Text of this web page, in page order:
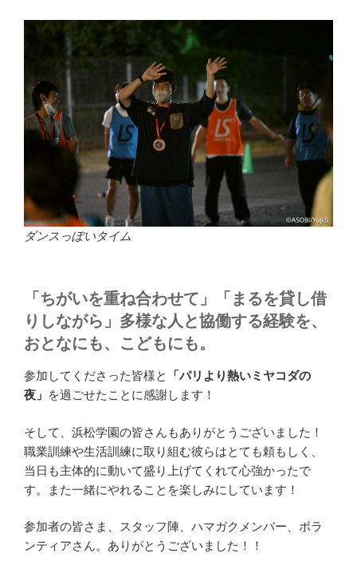
ダンスっぽいタイム
「ちがいを重ね合わせて」「まるを貸し借
りしながら」多様な人と協働する経験を、
おとなにも、こどもにも。
参加してくださった皆様と
「パリより熱いミヤコダの
夜」 を過ごせたことに感謝します！
そして、浜松学園の皆さんもありがとうございました！
職業訓練や生活訓練に取り組む彼らはとても頼もしく、
当日も主体的に動いて盛り上げてくれて心強かったで
す。また一緒にやれることを楽しみにしています！
参加者の皆さま、スタッフ陣、ハマガクメンバー、ボラ
ンティアさん。ありがとうございました！！